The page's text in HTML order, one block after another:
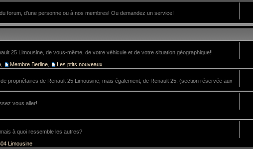
forum, d'une personne ou à nos membres! Ou demandez un service!
25 Limousine, de vous-même, de votre véhicule et de votre situation géographique!!
Membre Berline Les ptits nouveaux
propriétaires de Renault 25 Limousine, mais également, de Renault 25. (section réservée aux
vous aller!
à quoi ressemble les autres?
Limousine